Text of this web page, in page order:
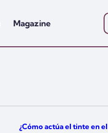
Magazine
¿Cómo actúa el tinte en el